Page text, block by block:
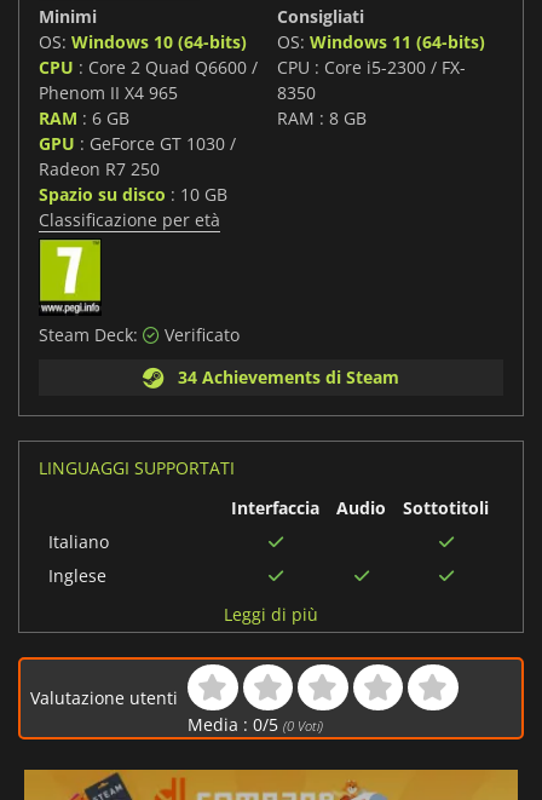
Minimi
OS: Windows 10 (64-bits)
CPU : Core 2 Quad Q6600 /
Phenom II X4 965
RAM : 6 GB
GPU : GeForce GT 1030 /
Radeon R7 250
Spazio su disco : 10 GB
Consigliati
OS: Windows 11 (64-bits)
CPU : Core i5-2300 / FX-
8350
RAM : 8 GB
Classificazione per età
Steam Deck:
Verificato
34 Achievements di Steam
LINGUAGGI SUPPORTATI
Interfaccia
Audio
Sottotitoli
Italiano
Inglese
Tedesco
Francese
Olandese
Leggi di più
Valutazione utenti
Media : 0/5 (0Voti)